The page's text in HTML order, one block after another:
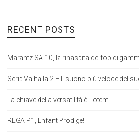
RECENT POSTS
Marantz SA-10, la rinascita del top di
Serie Valhalla 2 – Il suono più veloce del
La chiave della versatilità è Totem
REGA P1, Enfant Prodige!